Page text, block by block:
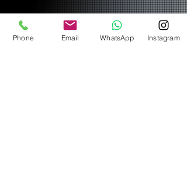
Phone Email WhatsApp Instagram